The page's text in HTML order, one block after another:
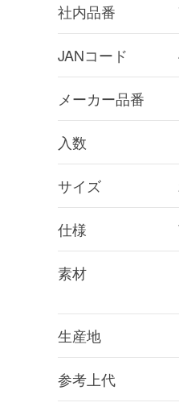
社内品番
JANコード
メーカー品番
入数
サイズ
仕様
素材
生産地
参考上代